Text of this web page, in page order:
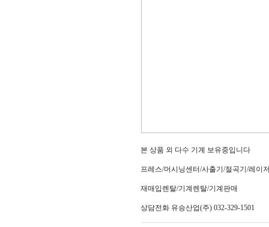
본 상품 외 다수 기계 보유중입니다
프레스/머시닝센터/사출기/절곡기/레이
재매입렌탈/기계렌탈/기계판매
상담전화 유승산업(주) 032-329-1501